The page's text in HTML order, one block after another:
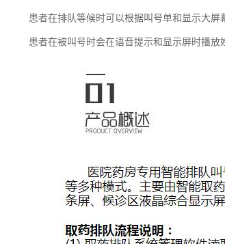
患者在排队等候时可以根据叫号单和显示大屏
患者在被叫号时会在语音提示和显示屏时播放